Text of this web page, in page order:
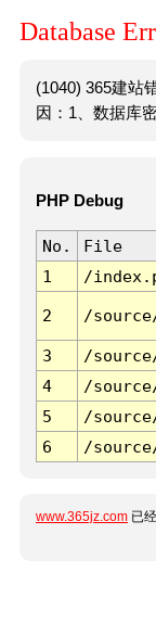
Database
(1040) 365建站
因：1、数据库
PHP Debug
No. File
1
/
2 /
3 /
4
/
5
/
6
/
www.365jz.com 已